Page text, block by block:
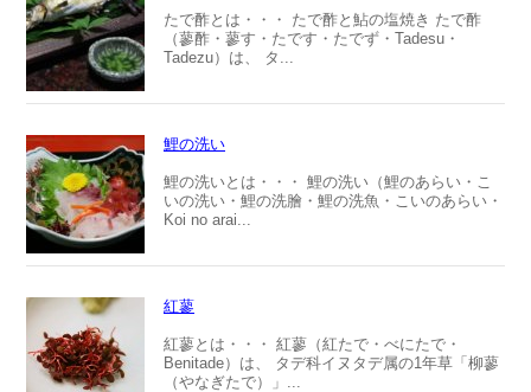
たで酢とは・・・ たで酢と鮎の塩焼き たで酢
（蓼酢・蓼す・たです・たでず・Tadesu・
Tadezu）は、 タ...
鯉の洗い
鯉の洗いとは・・・ 鯉の洗い（鯉のあらい・こ
いの洗い・鯉の洗膾・鯉の洗魚・こいのあらい・
Koi no arai...
紅蓼
紅蓼とは・・・ 紅蓼（紅たで・べにたで・
Benitade）は、 タデ科イヌタデ属の1年草「柳蓼
（やなぎたで）」...